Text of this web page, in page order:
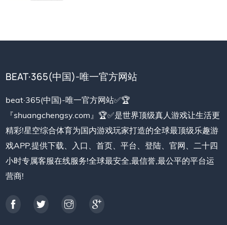
BEAT·365(中国)-唯一官方网站
beat·365(中国)-唯一官方网站✅🏆
『shuangchengsy.com』🏆✅是世界顶级真人游戏让生活更
精彩!星空综合体育为国内游戏玩家打造的全球最顶级乐趣游
戏APP,提供下载、入口、首页、平台、登陆、官网、二十四
小时专属客服在线服务!全球最安全,最信誉,最公平的平台运
营商!